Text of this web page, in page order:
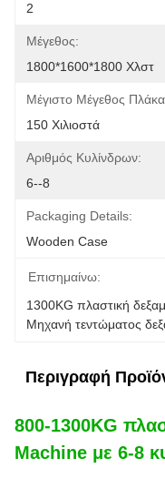
2
Μέγεθος:
1800*1600*1800 Χλστ
Μέγιστο Μέγεθος
150 Χιλιοστά
Αριθμός Κυλίνδρων:
6--8
Packaging Details:
Wooden Case
Επισημαίνω:
1300KG πλαστική
Μηχανή τεντώματος
Περιγραφή
800-1300KG
Machine με 6-8